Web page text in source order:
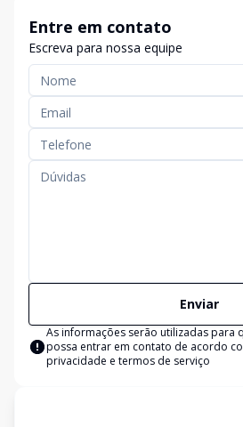
Entre em contato
Escreva para nossa equipe
Enviar
As informações serão utilizadas para
possa entrar em contato de acordo
privacidade e termos de serviço